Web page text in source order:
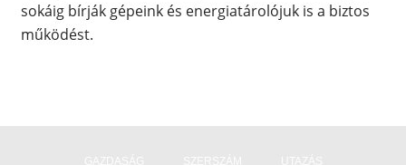
sokáig bírják gépeink és energiatárolójuk is a biztos
működést.